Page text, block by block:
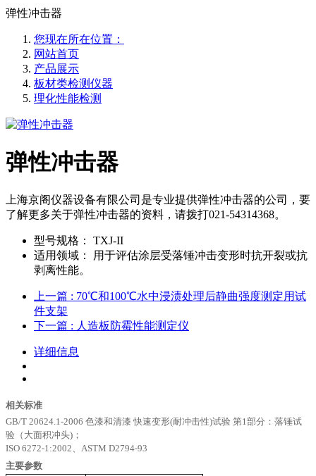
弹性冲击器
您现在所在位置：
网站首页
产品展示
板材类检测仪器
理化性能检测
弹性冲击器
上海京阁仪器设备有限公司是专业提供弹性冲击器的公司，要
了解更多关于弹性冲击器的资料，请拨打021-54314368。
型号规格：
TXJ-II
适用领域：
用于评估涂层受落锤冲击变形时抗开裂或抗
剥离性能。
上一篇 : 70℃和100℃水中浸渍处理后静曲强度测定用试
件支架
下一篇 : 人造板防霉性能测定仪
详细信息
相关标准
GB/T 20624.1-2006 色漆和清漆 快速变形(耐冲击性)试验 第1部分：落锤试
验（大面积冲头) ；
ISO 6272-1:2002、 ASTM D2794-93
主要参数